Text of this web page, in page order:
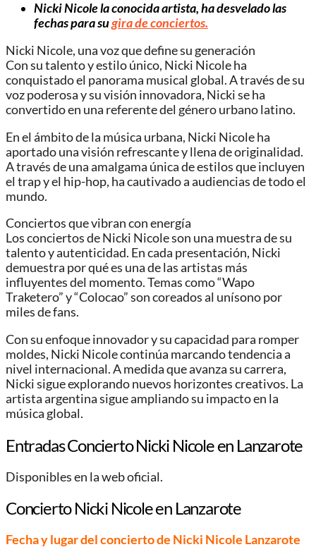
Nicki Nicole la conocida artista, ha desvelado las
fechas para sugira de conciertos.
Nicki Nicole, una voz que define su generación
Con su talento y estilo único, Nicki Nicole ha
conquistado el panorama musical global. A través de su
voz poderosa y su visión innovadora, Nicki se ha
convertido en una referente del género urbano latino.
En el ámbito de la música urbana, Nicki Nicole ha
aportado una visión refrescante y llena de originalidad.
A través de una amalgama única de estilos que incluyen
el trap y el hip-hop, ha cautivado a audiencias de todo el
mundo.
Conciertos que vibran con energía
Los conciertos de Nicki Nicole son una muestra de su
talento y autenticidad. En cada presentación, Nicki
demuestra por qué es una de las artistas más
influyentes del momento. Temas como “Wapo
Traketero” y “Colocao” son coreados al unísono por
miles de fans.
Con su enfoque innovador y su capacidad para romper
moldes, Nicki Nicole continúa marcando tendencia a
nivel internacional. A medida que avanza su carrera,
Nicki sigue explorando nuevos horizontes creativos. La
artista argentina sigue ampliando su impacto en la
música global.
Entradas Concierto Nicki Nicole en Lanzarote
Disponibles en la web oficial.
Concierto Nicki Nicole en Lanzarote
Fecha y lugar del concierto de Nicki Nicole Lanzarote